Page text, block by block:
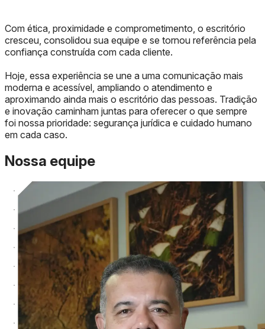
Com ética, proximidade e comprometimento, o escritório
cresceu, consolidou sua equipe e se tornou referência pela
confiança construída com cada cliente.
Hoje, essa experiência se une a uma comunicação mais
moderna e acessível, ampliando o atendimento e
aproximando ainda mais o escritório das pessoas. Tradição
e inovação caminham juntas para oferecer o que sempre
foi nossa prioridade: segurança jurídica e cuidado humano
em cada caso.
Nossa equipe